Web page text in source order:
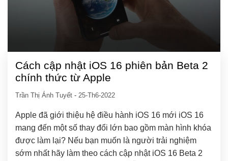
Cách cập nhật iOS 16 phiên bản Beta 2
chính thức từ Apple
Trần Thị Ánh Tuyết - 25-Th6-2022
Apple đã giới thiệu hệ điều hành iOS 16 mới iOS 16
mang đến một số thay đổi lớn bao gồm màn hình khóa
được làm lại? Nếu bạn muốn là người trải nghiệm
sớm nhất hãy làm theo cách cập nhật iOS 16 Beta 2